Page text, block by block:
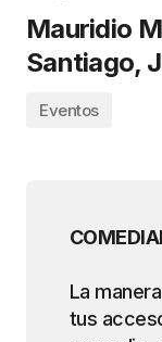
Mauridio
Santiago,
Eventos
La
tus